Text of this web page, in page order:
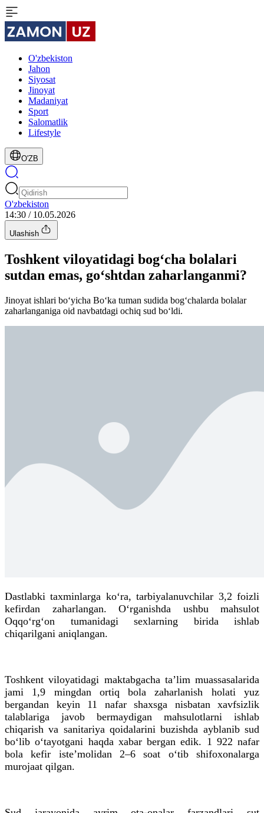
O'zbekiston
Jahon
Siyosat
Jinoyat
Madaniyat
Sport
Salomatlik
Lifestyle
O'ZB
O'zbekiston
14:30 / 10.05.2026
Ulashish
Toshkent viloyatidagi bog‘cha bolalari
sutdan emas, go‘shtdan zaharlanganmi?
Jinoyat ishlari bo‘yicha Bo‘ka tuman sudida bog‘chalarda bolalar
zaharlanganiga oid navbatdagi ochiq sud bo‘ldi.
Dastlabki taxminlarga ko‘ra, tarbiyalanuvchilar 3,2 foizli
kefirdan zaharlangan. O‘rganishda ushbu mahsulot
Oqqo‘rg‘on tumanidagi sexlarning birida ishlab
chiqarilgani aniqlangan.
Toshkent viloyatidagi maktabgacha taʼlim muassasalarida
jami 1,9 mingdan ortiq bola zaharlanish holati yuz
bergandan keyin 11 nafar shaxsga nisbatan xavfsizlik
talablariga javob bermaydigan mahsulotlarni ishlab
chiqarish va sanitariya qoidalarini buzishda ayblanib sud
bo‘libo‘tayotgani haqda xabar berganedik. 1 922 nafar
bola kefir isteʼmolidan 2–6 soat o‘tib shifoxonalarga
murojaat qilgan.